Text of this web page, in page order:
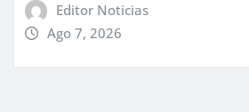
Editor Noticias
Ago 7, 2026